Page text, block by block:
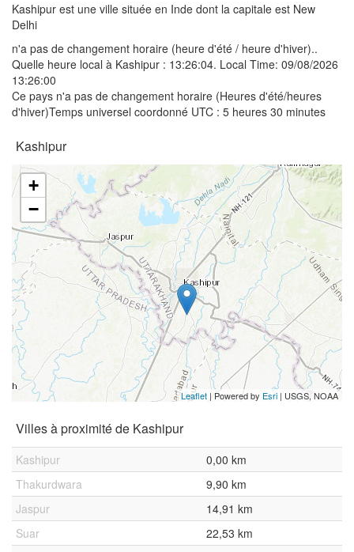
Kashipur est une ville située en Inde dont la capitale est New
Delhi
n'a pas de changement horaire (heure d'été / heure d'hiver)..
Quelle heure local à Kashipur : 13:26:04. Local Time: 09/08/2026
13:26:00
Ce pays n'a pas de changement horaire (Heures d'été/heures
d'hiver)Temps universel coordonné UTC : 5 heures 30 minutes
Kashipur
+
−
Leaflet | Powered by Esri | USGS, NOAA
Villes à proximité de Kashipur
Kashipur
0,00 km
Thakurdwara
9,90 km
Jaspur
14,91 km
Suar
22,53 km